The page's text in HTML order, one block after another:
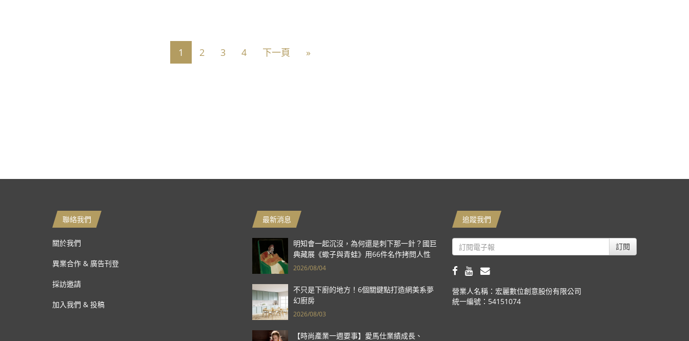
1 2 3 4 下一頁 »
聯絡我們
關於我們
異業合作 & 廣告刊登
採訪邀請
加入我們 & 投稿
最新消息
明知會一起沉沒，為何還是刺下那一針？國巨
典藏展《蠍子與青蛙》用66件名作拷問人性
2026/08/04
不只是下廚的地方！6個關鍵點打造網美系夢
幻廚房
2026/08/03
【時尚產業一週要事】愛馬仕業績成長、
追蹤我們
訂閱
營業人名稱：宏麗數位創意股份有限公司
統一編號：54151074